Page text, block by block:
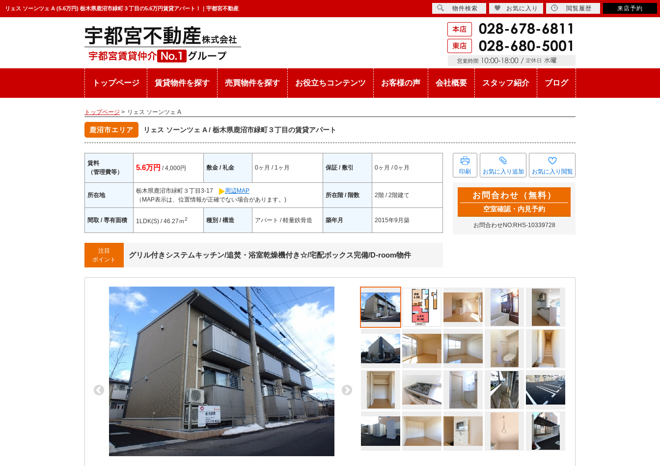
リェス ソーンツェ A (5.6万円) 栃木県鹿沼市緑町３丁目の5.6万円賃貸アパート！｜宇都宮不動産 物件検索 お気に入り 閲覧履歴 来店予約
トップページ 賃貸物件を探す 売買物件を探す お役立ちコンテンツ お客様の声 会社概要 スタッフ紹介 ブログ
トップページ > リェス ソーンツェ A
鹿沼市エリア リェス ソーンツェ A / 栃木県鹿沼市緑町３丁目の賃貸アパート
賃料
（管理費等）
5.6万円 / 4,000円 敷金 / 礼金 0ヶ月 / 1ヶ月 保証 / 敷引 0ヶ月 / 0ヶ月
所在地
栃木県鹿沼市緑町３丁目3-17
周辺MAP
（MAP表示は、位置情報が正確でない場合があります。)
所在階 / 階数 2階 / 2階建て
間取 / 専有面積 1LDK(S) / 46.27ｍ2 種別 / 構造 アパート / 軽量鉄骨造 築年月 2015年9月築
注目
ポイント
グリル付きシステムキッチン/追焚・浴室乾燥機付き☆/宅配ボックス完備/D-room物件
印刷 お気に入り追加 お気に入り閲覧
お問合わせ（無料）
空室確認・内見予約
お問合わせNO:RHS-10339728